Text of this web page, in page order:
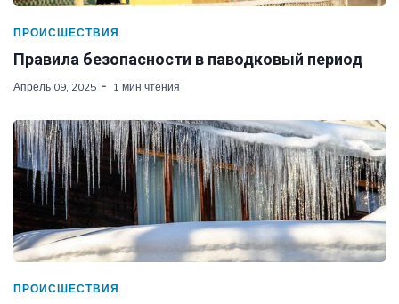
ПРОИСШЕСТВИЯ
Правила безопасности в паводковый период
Апрель 09, 2025 1 мин чтения
ПРОИСШЕСТВИЯ